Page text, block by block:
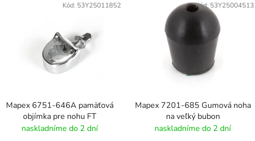
Mapex 6751-646A pamäťová
objímka pre nohu FT
naskladníme do 2 dní
Kód: 53Y25011852
Mapex 7201-685 Gumová noha
na veľký bubon
naskladníme do 2 dní
Kód:53Y25004513